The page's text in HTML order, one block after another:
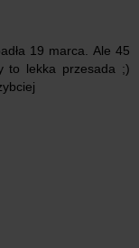
19 marca. Ale 45
to lekka przesada ;)